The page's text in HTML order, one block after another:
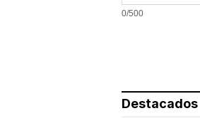
0/500
Destacados